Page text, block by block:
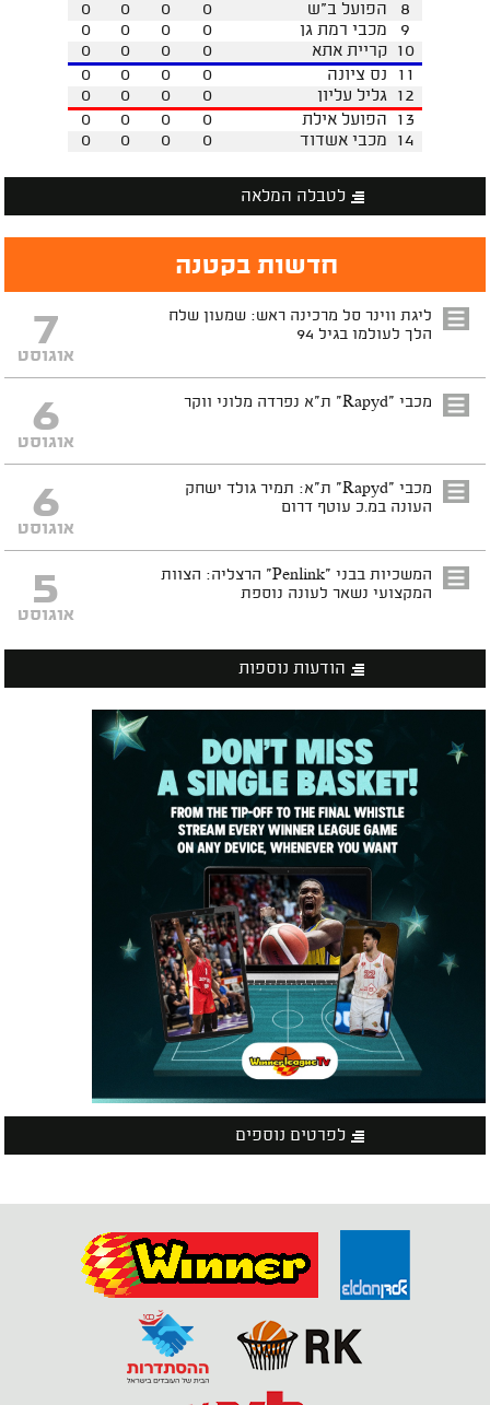
0
0 0 0 הפועל ב"ש
8
0
0 0 0 מכבי רמת גן
9
0
0 0 0 קריית אתא 10
0
0 0 0 נס ציונה
11
0
0 0 0 גליל עליון 12
0
0 0 0 הפועל אילת
13
0
0 0 0 מכבי אשדוד 14
לטבלה המלאה
חדשות בקטנה
ליגת ווינר סל מרכינה ראש: שמעון שלח
הלך לעולמו בגיל 94
7
אוגוסט
מכבי "Rapyd" ת"א נפרדה מלוני ווקר 6
אוגוסט
מכבי "Rapyd" ת"א: תמיר גולד ישחק
העונה במ.כ עוטף דרום
6
אוגוסט
המשכיות בבני "Penlink" הרצליה: הצוות
המקצועי נשאר לעונה נוספת
5
אוגוסט
הודעות נוספות
לפרטים נוספים